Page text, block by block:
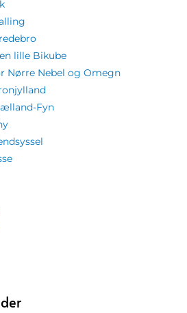
lille Bikube
Nørre Nebel og Omegn
Fyn